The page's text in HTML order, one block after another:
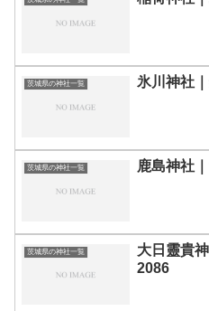
茨城県の神社一覧 氷川神社
茨城県の神社一覧 鹿島神社
茨城県の神社一覧
大日靈貴
2086